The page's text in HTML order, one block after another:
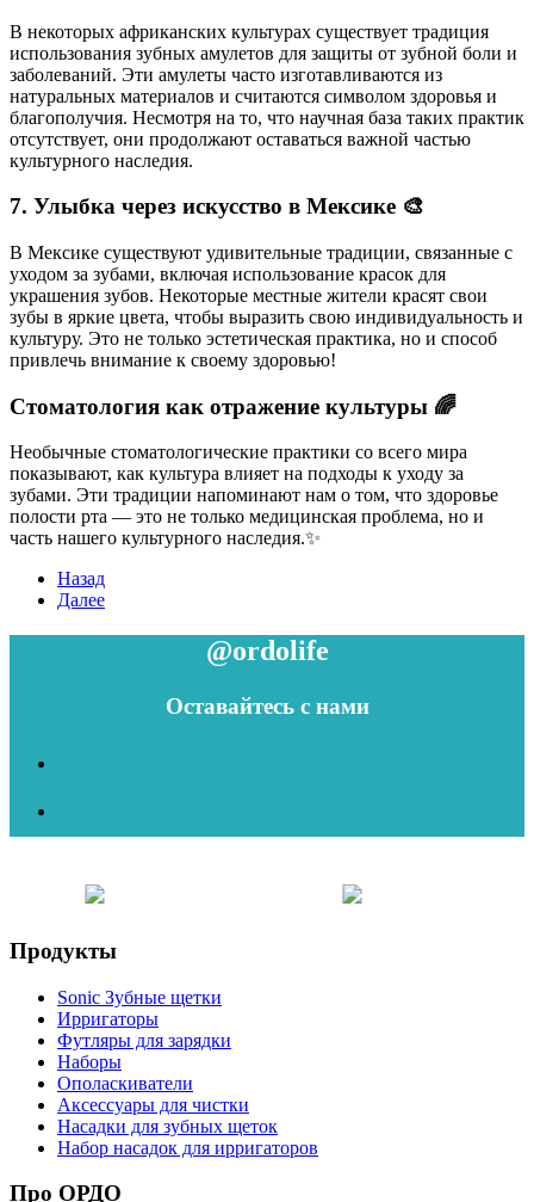
В некоторых африканских культурах существует традиция
использования зубных амулетов для защиты от зубной боли и
заболеваний. Эти амулеты часто изготавливаются из
натуральных материалов и считаются символом здоровья и
благополучия. Несмотря на то, что научная база таких практик
отсутствует, они продолжают оставаться важной частью
культурного наследия.
7. Улыбка через искусство в Мексике 🎨
В Мексике существуют удивительные традиции, связанные с
уходом за зубами, включая использование красок для
украшения зубов. Некоторые местные жители красят свои
зубы в яркие цвета, чтобы выразить свою индивидуальность и
культуру. Это не только эстетическая практика, но и способ
привлечь внимание к своему здоровью!
Стоматология как отражение культуры 🌈
Необычные стоматологические практики со всего мира
показывают, как культура влияет на подходы к уходу за
зубами. Эти традиции напоминают нам о том, что здоровье
полости рта — это не только медицинская проблема, но и
часть нашего культурного наследия.✨
Назад
Далее
@ordolife
Оставайтесь с нами
Продукты
Sonic Зубные щетки
Ирригаторы
Футляры для зарядки
Наборы
Ополаскиватели
Аксессуары для чистки
Насадки для зубных щеток
Набор насадок для ирригаторов
Про ОРДО